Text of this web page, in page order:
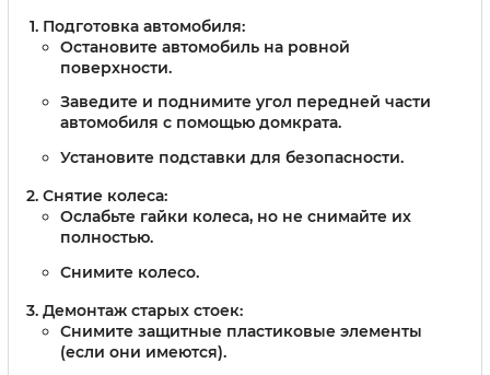
Подготовка автомобиля:
Остановите автомобиль на ровной
поверхности.
Заведите и поднимите угол передней части
автомобиля с помощью домкрата.
Установите подставки для безопасности.
Снятие колеса:
Ослабьте гайки колеса, но не снимайте их
полностью.
Снимите колесо.
Демонтаж старых стоек:
Снимите защитные пластиковые элементы
(если они имеются).